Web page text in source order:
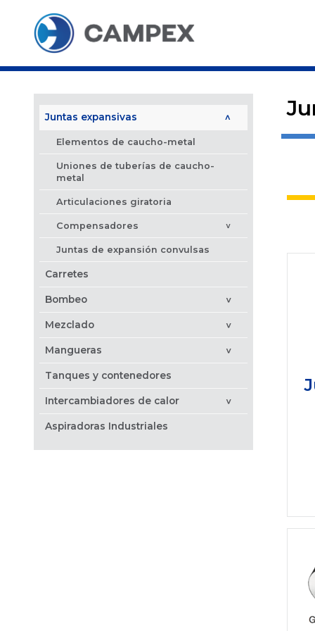
Juntas expansivas >
Elementos de caucho-metal
Uniones de tuberías de caucho-
metal
Articulaciones giratoria
Compensadores >
Juntas de expansión convulsas
Carretes
Bombeo >
Mezclado >
Mangueras >
Tanques y contenedores
Intercambiadores de calor >
Aspiradoras Industriales